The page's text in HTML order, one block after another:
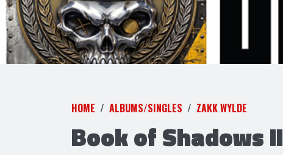
HOME ALBUMS/SINGLES ZAKK WYLDE
Book of Shadows II